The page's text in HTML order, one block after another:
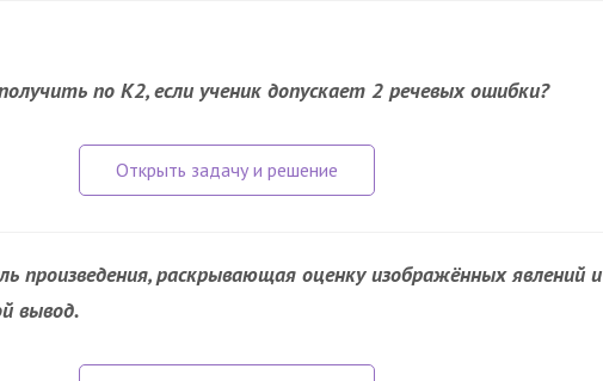
по К2, если ученик допускает 2 речевых ошибки?
произведения, раскрывающая оценку изображённых явлений и
вывод.